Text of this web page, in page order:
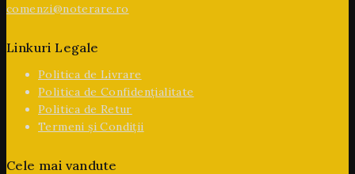
comenzi@noterare.ro
Linkuri Legale
Politica de Livrare
Politica de Confidențialitate
Politica de Retur
Termeni și Condiții
Cele mai vandute